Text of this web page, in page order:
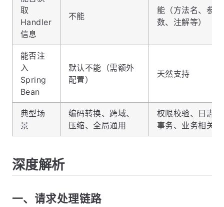
取
Handler
信息
不能
能（方法名、参
数、注解等）
能否注
入
Spring
Bean
默认不能（需额外
配置）
天然支持
典型场
景
编码转换、跨域、
压缩、全局通用
权限校验、日志、
事务、业务相关
深度解析
一、请求处理链路